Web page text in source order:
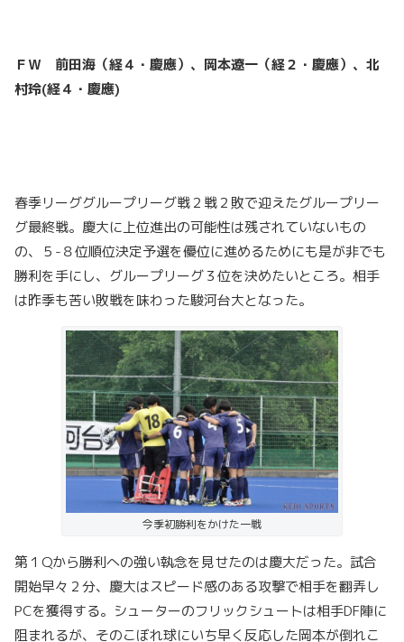
ＦＷ 前田海（経４・慶應）、岡本遼一（経２・慶應）、北
村玲(経４・慶應)
春季リーググループリーグ戦２戦２敗で迎えたグループリー
グ最終戦。慶大に上位進出の可能性は残されていないもの
の、５-８位順位決定予選を優位に進めるためにも是が非でも
勝利を手にし、グループリーグ３位を決めたいところ。相手
は昨季も苦い敗戦を味わった駿河台大となった。
今季初勝利をかけた一戦
第１Qから勝利への強い執念を見せたのは慶大だった。試合
開始早々２分、慶大はスピード感のある攻撃で相手を翻弄し
PCを獲得する。シューターのフリックシュートは相手DF陣に
阻まれるが、そのこぼれ球にいち早く反応した岡本が倒れこ